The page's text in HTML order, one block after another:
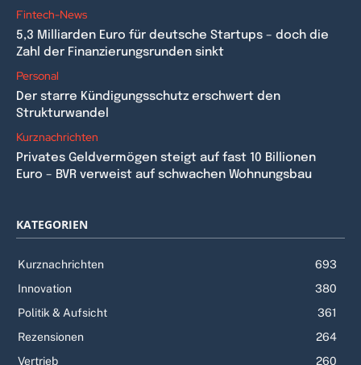
Fintech-News
5,3 Milliarden Euro für deutsche Startups – doch die
Zahl der Finanzierungsrunden sinkt
Personal
Der starre Kündigungsschutz erschwert den
Strukturwandel
Kurznachrichten
Privates Geldvermögen steigt auf fast 10 Billionen
Euro – BVR verweist auf schwachen Wohnungsbau
KATEGORIEN
Kurznachrichten
693
Innovation
380
Politik & Aufsicht
361
Rezensionen
264
Vertrieb
260